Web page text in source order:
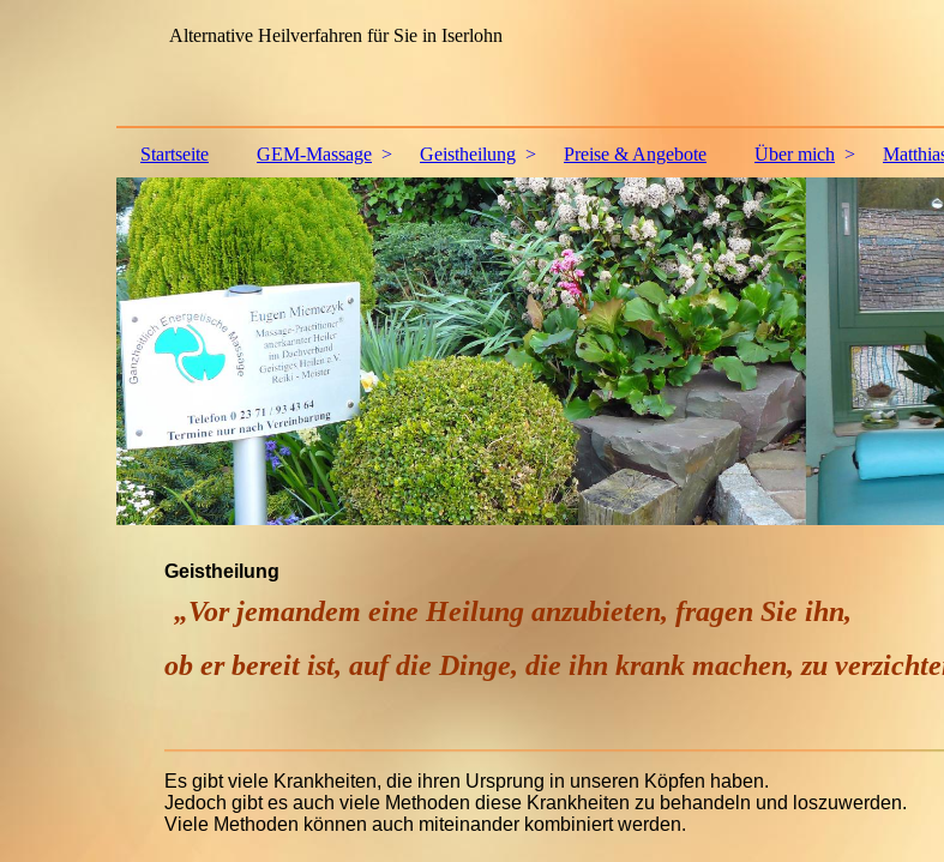
Alternative Heilverfahren für Sie in Iserlohn
Startseite GEM-Massage Geistheilung Preise & Angebote Über mich
Geistheilung
„Vor jemandem eine Heilung anzubieten, fragen Sie ihn,
ob er bereit ist, auf die Dinge, die ihn krank machen, zu
Es gibt viele Krankheiten, die ihren Ursprung in unseren Köpfen haben.
Jedoch gibt es auch viele Methoden diese Krankheiten zu behandeln und loszuwerden.
Viele Methoden können auch miteinander kombiniert werden.